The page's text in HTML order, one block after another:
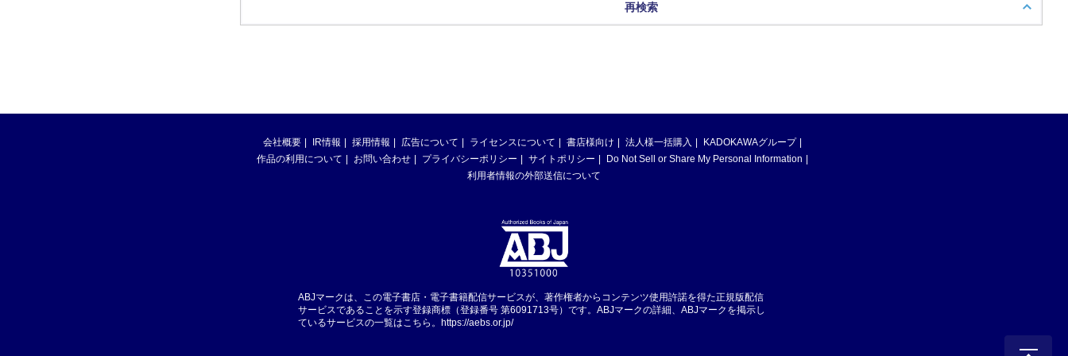
再検索
会社概要 IR情報 採用情報 広告について ライセンスについて 書店様向け 法人様一括購入
KADOKAWAグループ
作品の利用について
お問い合わせ プライバシーポリシー サイトポリシー
Do Not Sell or Share My Personal Information
利用者情報の外部送信について
ABJマークは、この電子書店・電子書籍配信サービスが、著作権者からコンテンツ使用許諾を得た正規版配信
サービスであることを示す登録商標（登録番号 第6091713号）です。ABJマークの詳細、ABJマークを掲示し
ているサービスの一覧はこちら。 https://aebs.or.jp/